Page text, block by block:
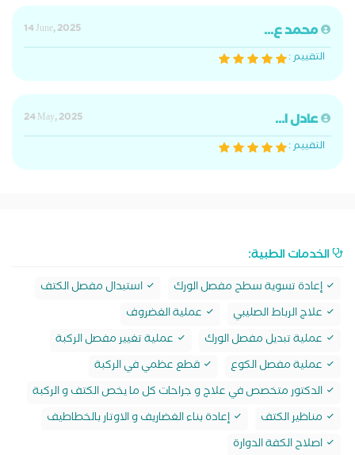
محمد ع...
14 June, 2025
التقييم :
عادل ا...
24 May, 2025
التقييم :
الخدمات الطبية:
إعادة تسوية سطح مفصل الورك
استبدال مفصل الكتف
علاج الرباط الصليبي
عملية الغضروف
عملية تبديل مفصل الورك
عملية تغيير مفصل الركبة
عملية مفصل الكوع
قطع عظمي في الركبة
الدكتور متخصص في علاج و جراحات كل ما يخص الكتف و الركبة
مناظير الكتف
إعادة بناء الغضاريف و الاوتار بالخطاطيف
اصلاح الكفة الدوارة